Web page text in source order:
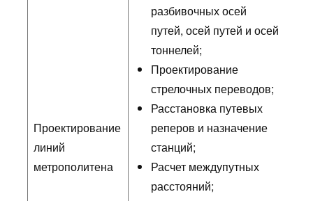
Проектирование
линий
метрополитена
разбивочных осей
путей, осей путей и осей
тоннелей;
Проектирование
стрелочных переводов;
Расстановка путевых
реперов и назначение
станций;
Расчет междупутных
расстояний;